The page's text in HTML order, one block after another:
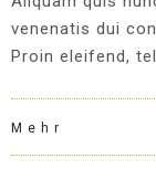
venenatis dui
Proin eleifend,
Mehr